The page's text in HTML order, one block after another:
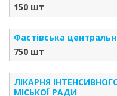
150 шт
Фастівська
750 шт
ЛІКАРНЯ
МІСЬКОЇ РАДИ